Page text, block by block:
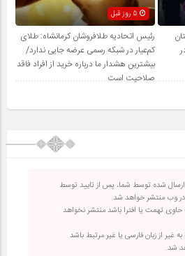
رئیس اتحادیه طلافروشان کرمانشاه: طلای
کم‌عیار در شبکه رسمی عرضه جایی ندارد/
بیشترین هشدار ما درباره خرید از افراد فاقد
صلاحیت است
شده توسط شما، پس از تایید توسط
وب منتشر خواهد شد.
حاوی تهمت یا افترا باشد منتشر نخواهد
غیر از زبان فارسی یا غیر مرتبط باشد
شد.